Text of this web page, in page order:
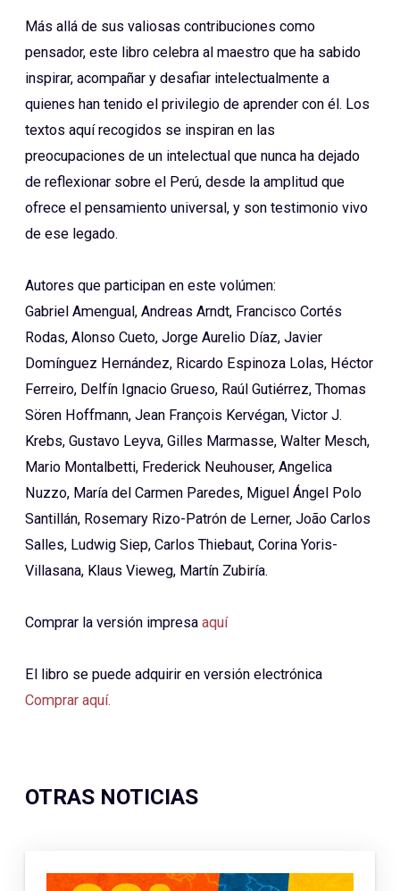
Más allá de sus valiosas contribuciones como
pensador, este libro celebra al maestro que ha sabido
inspirar, acompañar y desafiar intelectualmente a
quienes han tenido el privilegio de aprender con él. Los
textos aquí recogidos se inspiran en las
preocupaciones de un intelectual que nunca ha dejado
de reflexionar sobre el Perú, desde la amplitud que
ofrece el pensamiento universal, y son testimonio vivo
de ese legado.
Autores que participan en este volúmen:
Gabriel Amengual, Andreas Arndt, Francisco Cortés
Rodas, Alonso Cueto, Jorge Aurelio Díaz, Javier
Domínguez Hernández, Ricardo Espinoza Lolas, Héctor
Ferreiro, Delfín Ignacio Grueso, Raúl Gutiérrez, Thomas
Sören Hoffmann, Jean François Kervégan, Victor J.
Krebs, Gustavo Leyva, Gilles Marmasse, Walter Mesch,
Mario Montalbetti, Frederick Neuhouser, Angelica
Nuzzo, María del Carmen Paredes, Miguel Ángel Polo
Santillán, Rosemary Rizo-Patrón de Lerner, João Carlos
Salles, Ludwig Siep, Carlos Thiebaut, Corina Yoris-
Villasana, Klaus Vieweg, Martín Zubiría.
Comprar la versión impresa aquí
El libro se puede adquirir en versión electrónica
Comprar aquí.
OTRAS NOTICIAS